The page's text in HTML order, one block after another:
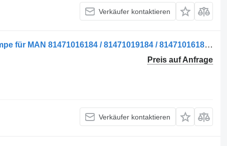
Verkäufer kontaktieren
Pompa Servodirecție Fahrerhauspumpe für MAN 81471016184 / 81471019184 / 81471016186 LKW
Preis auf Anfrage
Verkäufer kontaktieren